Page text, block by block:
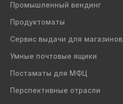
Промышленный вендинг
Продуктоматы
Сервис выдачи для магазинов
Умные почтовые ящики
Постаматы для МФЦ
Перспективные отрасли